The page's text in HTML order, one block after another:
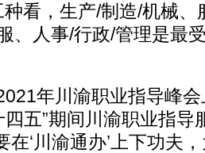
种看，生产/制造/机械
、人事/行政/管理是最
年川渝职业指导峰
四五”期间川渝职业指
在‘川渝通办’上下功夫